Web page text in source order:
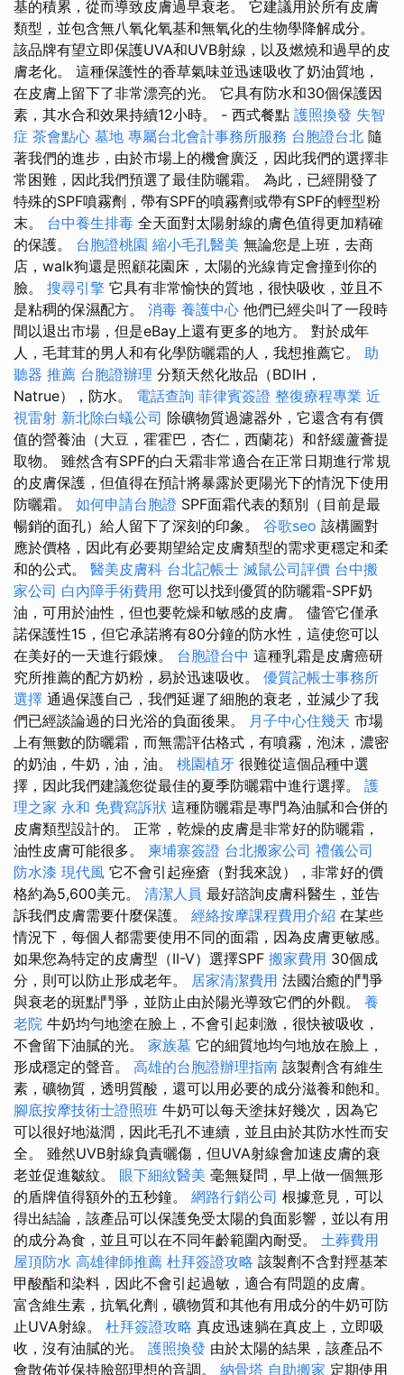
基的積累，從而導致皮膚過早衰老。 它建議用於所有皮膚
類型，並包含無八氧化氧基和無氧化的生物學降解成分。
該品牌有望立即保護UVA和UVB射線，以及燃燒和過早的皮
膚老化。 這種保護性的香草氣味並迅速吸收了奶油質地，
在皮膚上留下了非常漂亮的光。 它具有防水和30個保護因
素，其水合和效果持續12小時。 - 西式餐點 護照換發 失智
症 茶會點心 墓地 專屬台北會計事務所服務 台胞證台北 隨
著我們的進步，由於市場上的機會廣泛，因此我們的選擇非
常困難，因此我們預選了最佳防曬霜。 為此，已經開發了
特殊的SPF噴霧劑，帶有SPF的噴霧劑或帶有SPF的輕型粉
末。 台中養生排毒 全天面對太陽射線的膚色值得更加精確
的保護。 台胞證桃園 縮小毛孔醫美 無論您是上班，去商
店，walk狗還是照顧花園床，太陽的光線肯定會撞到你的
臉。 搜尋引擎 它具有非常愉快的質地，很快吸收，並且不
是粘稠的保濕配方。 消毒 養護中心 他們已經尖叫了一段時
間以退出市場，但是eBay上還有更多的地方。 對於成年
人，毛茸茸的男人和有化學防曬霜的人，我想推薦它。 助
聽器 推薦 台胞證辦理 分類天然化妝品（BDIH，
Natrue），防水。 電話查詢 菲律賓簽證 整復療程專業 近
視雷射 新北除白蟻公司 除礦物質過濾器外，它還含有有價
值的營養油（大豆，霍霍巴，杏仁，西蘭花）和舒緩蘆薈提
取物。 雖然含有SPF的白天霜非常適合在正常日期進行常規
的皮膚保護，但值得在預計將暴露於更陽光下的情況下使用
防曬霜。 如何申請台胞證 SPF面霜代表的類別（目前是最
暢銷的面孔）給人留下了深刻的印象。 谷歌seo 該構圖對
應於價格，因此有必要期望給定皮膚類型的需求更穩定和柔
和的公式。 醫美皮膚科 台北記帳士 滅鼠公司評價 台中搬
家公司 白內障手術費用 您可以找到優質的防曬霜-SPF奶
油，可用於油性，但也要乾燥和敏感的皮膚。 儘管它僅承
諾保護性15，但它承諾將有80分鐘的防水性，這使您可以
在美好的一天進行鍛煉。 台胞證台中 這種乳霜是皮膚癌研
究所推薦的配方奶粉，易於迅速吸收。 優質記帳士事務所
選擇 通過保護自己，我們延遲了細胞的衰老，並減少了我
們已經談論過的日光浴的負面後果。 月子中心住幾天 市場
上有無數的防曬霜，而無需評估格式，有噴霧，泡沫，濃密
的奶油，牛奶，油，油。 桃園植牙 很難從這個品種中選
擇，因此我們建議您從最佳的夏季防曬霜中進行選擇。 護
理之家 永和 免費寫訴狀 這種防曬霜是專門為油膩和合併的
皮膚類型設計的。 正常，乾燥的皮膚是非常好的防曬霜，
油性皮膚可能很多。 柬埔寨簽證 台北搬家公司 禮儀公司
防水漆 現代風 它不會引起痤瘡（對我來說），非常好的價
格約為5,600美元。 清潔人員 最好諮詢皮膚科醫生，並告
訴我們皮膚需要什麼保護。 經絡按摩課程費用介紹 在某些
情況下，每個人都需要使用不同的面霜，因為皮膚更敏感。
如果您為特定的皮膚型（II-V）選擇SPF 搬家費用 30個成
分，則可以防止形成老年。 居家清潔費用 法國治癒的鬥爭
與衰老的斑點鬥爭，並防止由於陽光導致它們的外觀。 養
老院 牛奶均勻地塗在臉上，不會引起刺激，很快被吸收，
不會留下油膩的光。 家族墓 它的細質地均勻地放在臉上，
形成穩定的聲音。 高雄的台胞證辦理指南 該製劑含有維生
素，礦物質，透明質酸，還可以用必要的成分滋養和飽和。
腳底按摩技術士證照班 牛奶可以每天塗抹好幾次，因為它
可以很好地滋潤，因此毛孔不連續，並且由於其防水性而安
全。 雖然UVB射線負責曬傷，但UVA射線會加速皮膚的衰
老並促進皺紋。 眼下細紋醫美 毫無疑問，早上做一個無形
的盾牌值得額外的五秒鐘。 網路行銷公司 根據意見，可以
得出結論，該產品可以保護免受太陽的負面影響，並以有用
的成分為食，並且可以在不同年齡範圍內耐受。 土葬費用
屋頂防水 高雄律師推薦 杜拜簽證攻略 該製劑不含對羥基苯
甲酸酯和染料，因此不會引起過敏，適合有問題的皮膚。
富含維生素，抗氧化劑，礦物質和其他有用成分的牛奶可防
止UVA射線。 杜拜簽證攻略 真皮迅速躺在真皮上，立即吸
收，沒有油膩的光。 護照換發 由於太陽的結果，該產品不
會散佈並保持臉部理想的音調。 納骨塔 自助搬家 定期使用